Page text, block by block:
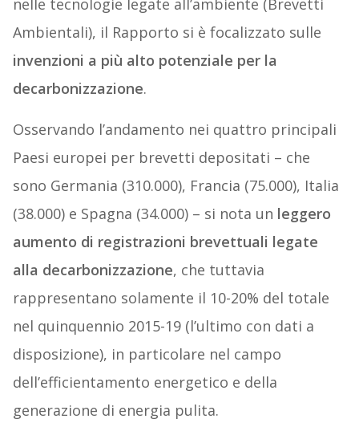
Ambientali), il Rapporto si è focalizzato sulle
invenzioni a più alto potenziale per la
decarbonizzazione.
Osservando l’andamento nei quattro principali
Paesi europei per brevetti depositati – che
sono Germania (310.000), Francia (75.000), Italia
(38.000) e Spagna (34.000) – si nota un leggero
aumento di registrazioni brevettuali legate
alla decarbonizzazione, che tuttavia
rappresentano solamente il 10-20% del totale
nel quinquennio 2015-19 (l’ultimo con dati a
disposizione), in particolare nel campo
dell’efficientamento energetico e della
generazione di energia pulita.